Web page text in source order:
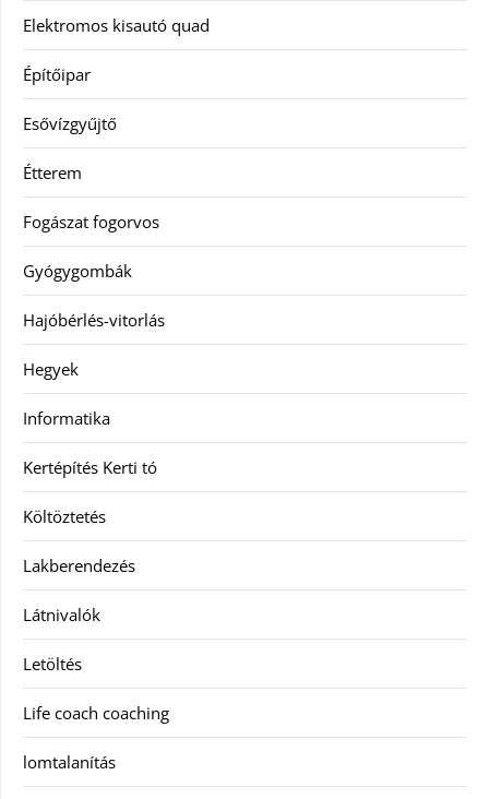
Elektromos kisautó quad
Építőipar
Esővízgyűjtő
Étterem
Fogászat fogorvos
Gyógygombák
Hajóbérlés-vitorlás
Hegyek
Informatika
Kertépítés Kerti tó
Költöztetés
Lakberendezés
Látnivalók
Letöltés
Life coach coaching
lomtalanítás